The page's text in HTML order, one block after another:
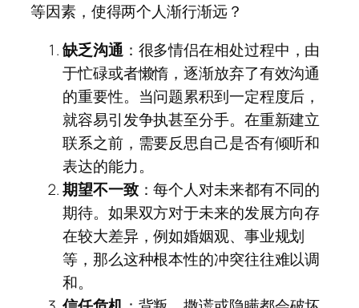
等因素，使得两个人渐行渐远？
缺乏沟通：很多情侣在相处过程中，由
于忙碌或者懒惰，逐渐放弃了有效沟通
的重要性。当问题累积到一定程度后，
就容易引发争执甚至分手。在重新建立
联系之前，需要反思自己是否有倾听和
表达的能力。
期望不一致：每个人对未来都有不同的
期待。如果双方对于未来的发展方向存
在较大差异，例如婚姻观、事业规划
等，那么这种根本性的冲突往往难以调
和。